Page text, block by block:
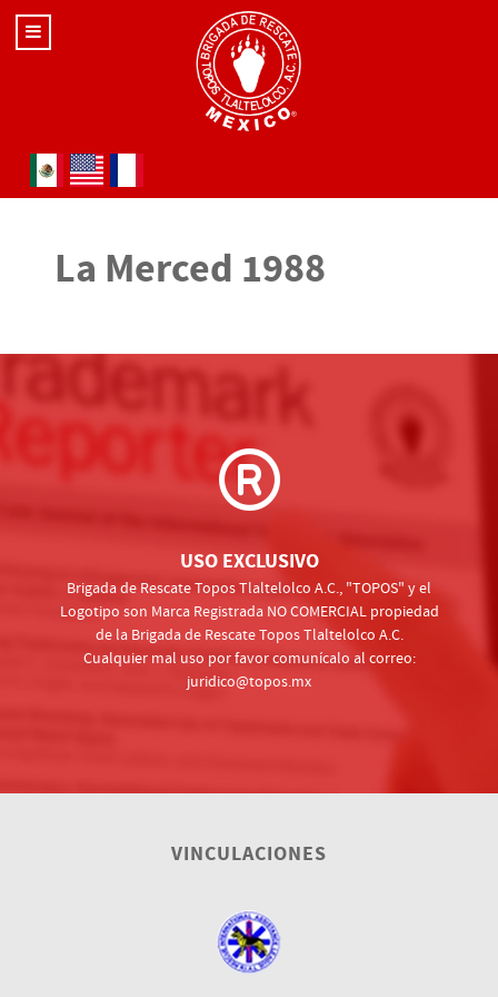
Seleccione su idioma
La Merced 1988
USO EXCLUSIVO
Brigada de Rescate Topos Tlaltelolco A.C., "TOPOS" y el
Logotipo son Marca Registrada NO COMERCIAL propiedad
de la Brigada de Rescate Topos Tlaltelolco A.C.
Cualquier mal uso por favor comunícalo al correo:
juridico@topos.mx
VINCULACIONES